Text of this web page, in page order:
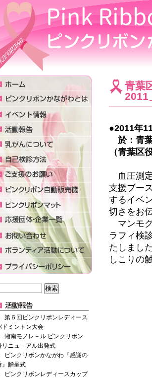
青葉
2011
●2011
於：青
（青葉区
血圧測
支援ブー
するイベ
切さをお
マンモ
ラフィ検
たしまし
しこりの
第６回ピンクリボンレディース
ドミントン大会
湘南モノレ－ル ピンクリボン
リニュ－アル出発式
ピンクリボンかながわ『感謝の
』贈呈式
ピンクリボンレディースカップ